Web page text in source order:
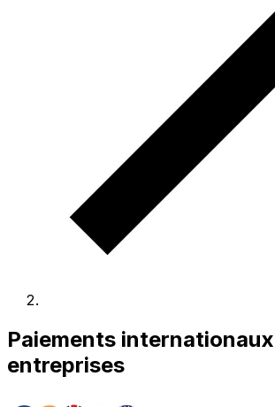
Paiements
entreprises